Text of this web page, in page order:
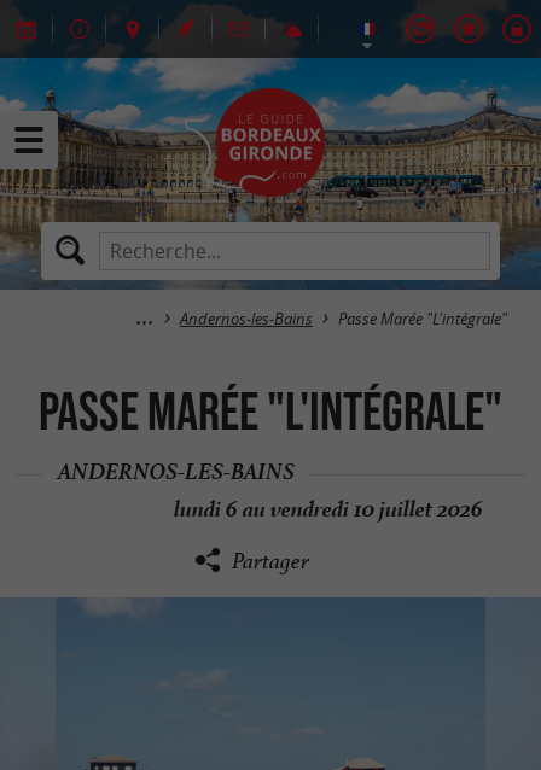
Andernos-les-Bains Passe Marée "L'intégrale"
Passe Marée "L'intégrale"
ANDERNOS-LES-BAINS
lundi 6 au vendredi 10 juillet 2026
Partager